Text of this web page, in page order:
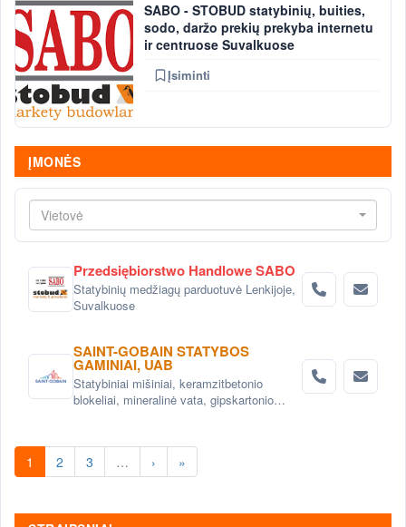
SABO - STOBUD statybinių, buities,
sodo, daržo prekių prekyba internetu
ir centruose Suvalkuose
Įsiminti
ĮMONĖS
Vietovė
Przedsiębiorstwo Handlowe SABO
Statybinių medžiagų parduotuvė Lenkijoje,
Suvalkuose
SAINT-GOBAIN STATYBOS
GAMINIAI, UAB
Statybiniai mišiniai, keramzitbetonio
blokeliai, mineralinė vata, gipskartonio
1 2 3 … › »